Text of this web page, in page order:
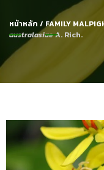
หน้าหลัก / FAMILY
australasiaeA. Rich.